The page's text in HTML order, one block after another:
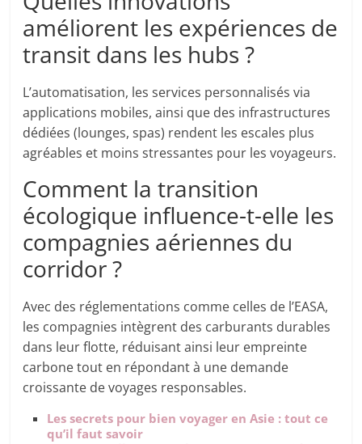
améliorent les expériences de
transit dans les hubs ?
L’automatisation, les services personnalisés via
applications mobiles, ainsi que des infrastructures
dédiées (lounges, spas) rendent les escales plus
agréables et moins stressantes pour les voyageurs.
Comment la transition
écologique influence-t-elle les
compagnies aériennes du
corridor ?
Avec des réglementations comme celles de l’EASA,
les compagnies intègrent des carburants durables
dans leur flotte, réduisant ainsi leur empreinte
carbone tout en répondant à une demande
croissante de voyages responsables.
Les secrets pour bien voyager en Asie : tout ce
qu’il faut savoir